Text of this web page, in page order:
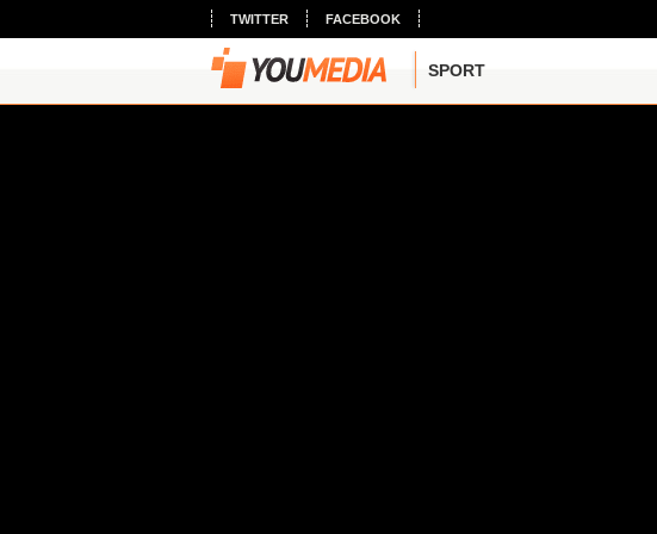
TWITTER FACEBOOK
SPORT